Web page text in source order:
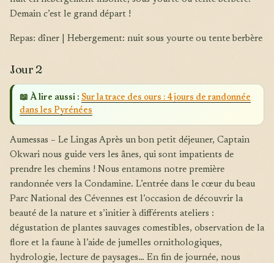
Demain c’est le grand départ !
Repas: dîner | Hebergement: nuit sous yourte ou tente berbère
Jour 2
📖 À lire aussi : Sur la trace des ours : 4 jours de randonnée
dans les Pyrénées
Aumessas – Le Lingas Après un bon petit déjeuner, Captain
Okwari nous guide vers les ânes, qui sont impatients de
prendre les chemins ! Nous entamons notre première
randonnée vers la Condamine. L’entrée dans le cœur du beau
Parc National des Cévennes est l’occasion de découvrir la
beauté de la nature et s’initier à différents ateliers :
dégustation de plantes sauvages comestibles, observation de la
flore et la faune à l’aide de jumelles ornithologiques,
hydrologie, lecture de paysages… En fin de journée, nous